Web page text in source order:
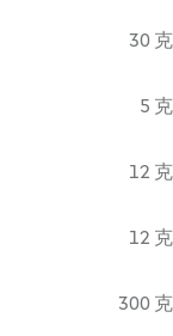
30 克
5 克
12 克
12 克
300 克